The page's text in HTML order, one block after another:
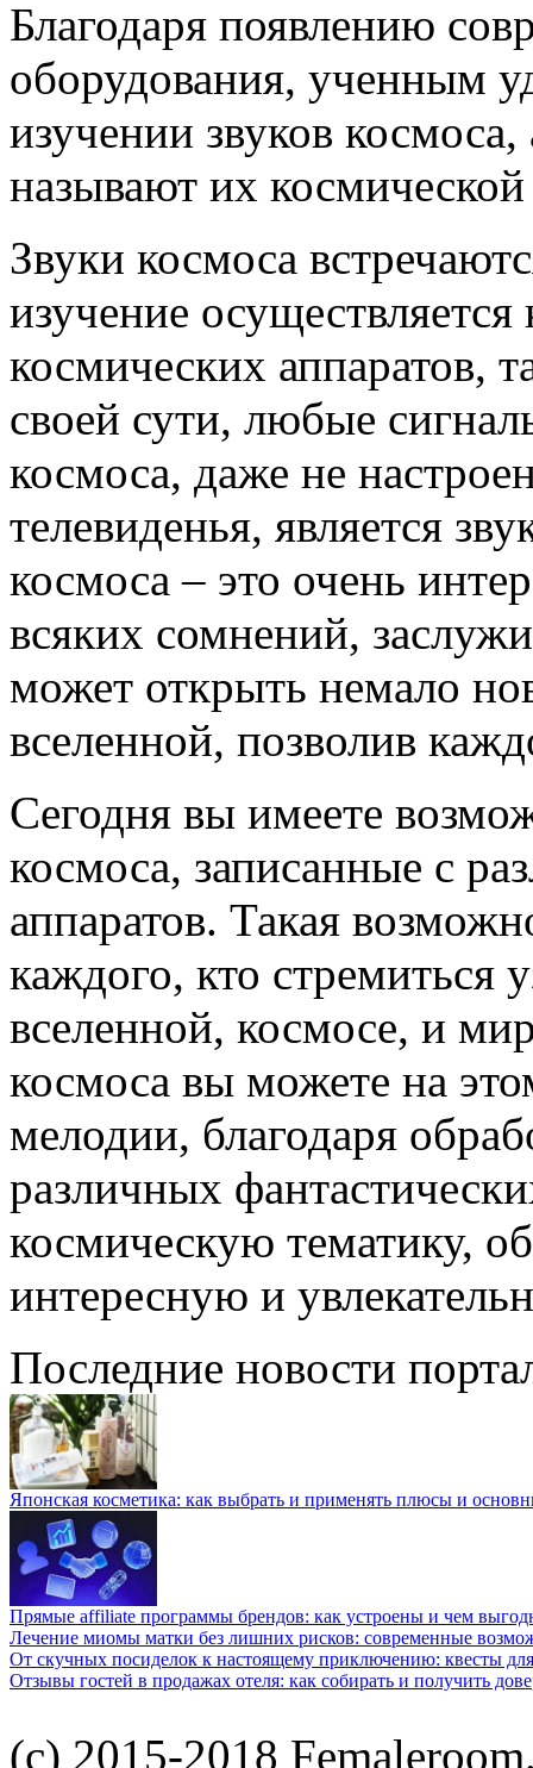
Благодаря появлению
оборудования, ученным
изучении звуков
называют их
Звуки космоса
изучение
космических аппаратов,
своей сути, любые
космоса, даже не
телевиденья, является
космоса – это очень
всяких сомнений,
может открыть немало
вселенной, позволив
Сегодня вы имеете
космоса, записанные с
аппаратов. Такая
каждого, кто стремиться
вселенной, космосе, и
космоса вы можете на
мелодии, благодаря
различных
космическую тематику,
интересную и
Последние новости
Японская косметика: как выбрать и применять плюсы и
Прямые affiliate программы брендов: как устроены и чем
Лечение миомы матки без лишних рисков: современные
От скучных посиделок к настоящему приключению: квесты
Отзывы гостей в продажах отеля: как собирать и получить
(c) 2015-2018